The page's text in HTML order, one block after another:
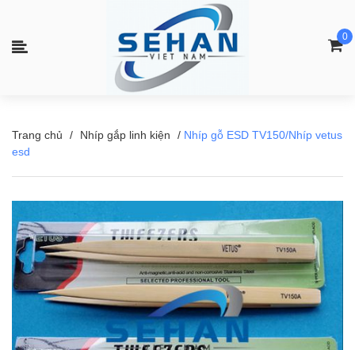
0
Trang chủ / Nhíp gắp linh kiện / Nhíp gỗ ESD TV150/Nhíp vetus
esd